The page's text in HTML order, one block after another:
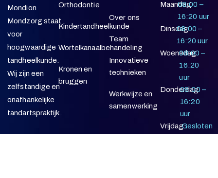
Mondion
Mondzorg staat
voor
hoogwaardige
tandheelkunde.
Wij zijn een
zelfstandige en
onafhankelijke
tandartspraktijk.
Orthodontie
Kindertandheelkunde
Wortelkanaalbehandeling
Kronen en
bruggen
Over ons
Team
Innovatieve
technieken
Werkwijze en
samenwerking
Maandag08:00 –
16:20 uur
Dinsdag08:00 –
16:20 uur
Woensdag
08:00 –
16:20
uur
Donderdag
08:00 –
16:20
uur
VrijdagGesloten